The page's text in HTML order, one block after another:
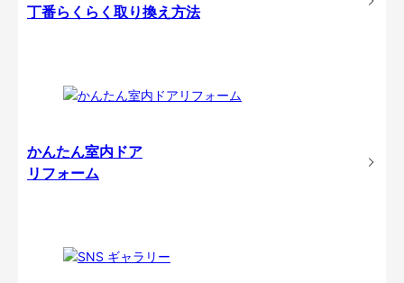
丁番らくらく取り換え方法
かんたん室内ドア
リフォーム